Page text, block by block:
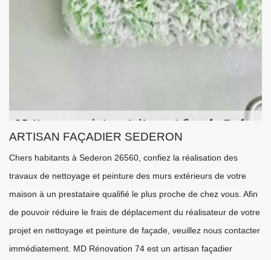
ARTISAN FAÇADIER SEDERON
Chers habitants à Sederon 26560, confiez la réalisation des
travaux de nettoyage et peinture des murs extérieurs de votre
maison à un prestataire qualifié le plus proche de chez vous. Afin
de pouvoir réduire le frais de déplacement du réalisateur de votre
projet en nettoyage et peinture de façade, veuillez nous contacter
immédiatement. MD Rénovation 74 est un artisan façadier